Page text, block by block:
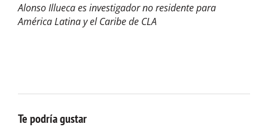
Alonso Illueca es investigador no residente para
América Latina y el Caribe de CLA
Te podría gustar